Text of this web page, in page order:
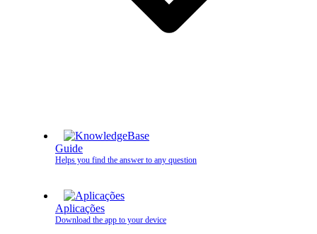
Guide
Helps you find the answer to any question
Aplicações
Download the app to your device